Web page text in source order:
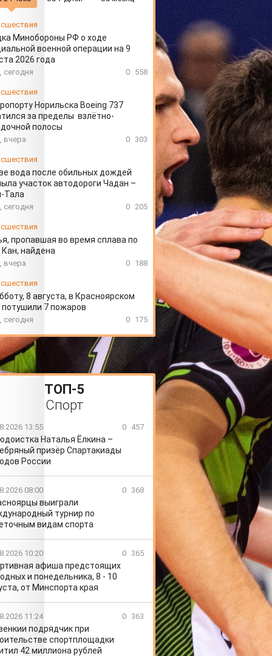
Минобороны РФ о ходе
военной операции на 9
2026 года
сегодня 0 558
Норильска Boeing 737
за пределы взлётно-
полосы
вчера 0 303
вода после обильных дождей
участок автодороги Чадан –
Тала
сегодня 0 205
пропавшая во время сплава по
Кан, найдена
вчера 0 188
8 августа, в Красноярском
потушили 7 пожаров
сегодня 0 175
ТОП-5
Спорт
13:55 0 457
Наталья Ёлкина –
призёр Спартакиады
России
08:00 0 368
выиграли
турнир по
видам спорта
10:20 0 365
афиша предстоящих
и понедельника, 8 - 10
от Минспорта края
11:24 0 363
подрядчик при
спортплощадки
42 миллиона рублей